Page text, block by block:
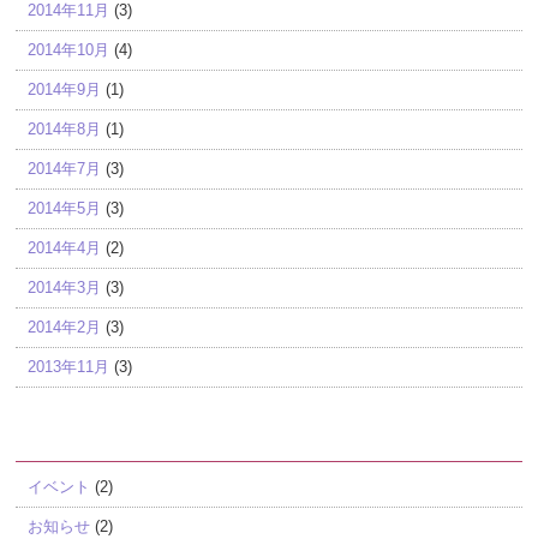
2014年11月 (3)
2014年10月 (4)
2014年9月 (1)
2014年8月 (1)
2014年7月 (3)
2014年5月 (3)
2014年4月 (2)
2014年3月 (3)
2014年2月 (3)
2013年11月 (3)
イベント (2)
お知らせ (2)